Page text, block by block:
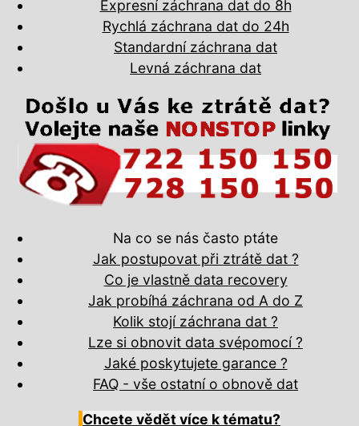
Expresní záchrana dat do 8h
Rychlá záchrana dat do 24h
Standardní záchrana dat
Levná záchrana dat
Na co se nás často ptáte
Jak postupovat při ztrátě dat ?
Co je vlastně data recovery
Jak probíhá záchrana od A do Z
Kolik stojí záchrana dat ?
Lze si obnovit data svépomocí ?
Jaké poskytujete garance ?
FAQ - vše ostatní o obnově dat
Chcete vědět více k tématu?